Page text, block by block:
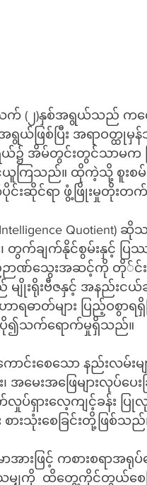
(၂)နှစ်အရွယ်သည် ကလေး
ရွယ်ဖြစ်ပြီး အရာဝတ္ထု
၌ အိမ်တွင်းတွင်သာမက ပြ
ကြသည်။ ထိုကဲ့သို့ စူးစမ်း
င်းဆိုင်ရာ ဖွံ့ဖြိုးမှုတိုးတ
Quotient)
၊ တွက်ချက်နိုင်စွမ်းနှင့် ပြဿ
ာဏ်သွေးအဆင့်ကို တို်င်း
ျိုးရိုးဗီဇနှင့် အနည်းငယ်
ာရဓာတ်များ ပြည့်ဝစွာ
ပို၍သက်ရောက်မှုရှိသည်။
ောင်းစေသော နည်းလမ်း
း၊ အမေးအဖြေများလုပ်ပ
ပ်ရှားလေ့ကျင့်ခန်း ပြု
း စားသုံးစေခြင်းတို့ဖြစ်သည်
အားဖြင့် ကစားစရာအရုပ်လ
မျှကို  ထိတွေ့ကိုင်တွယ်စေ